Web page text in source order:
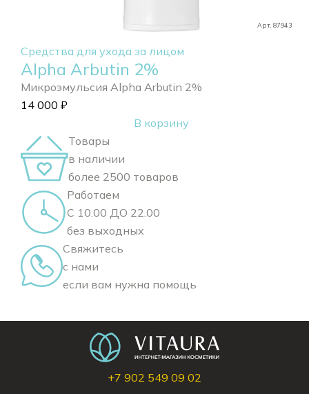
Арт. 87943
Средства для ухода за лицом
Alpha Arbutin 2%
Микроэмульсия Alpha Arbutin 2%
14 000 ₽
В корзину
Товары
в наличии
более 2500 товаров
Работаем
С 10.00 ДО 22.00
без выходных
Свяжитесь
с нами
если вам нужна помощь
+7 902 549 09 02